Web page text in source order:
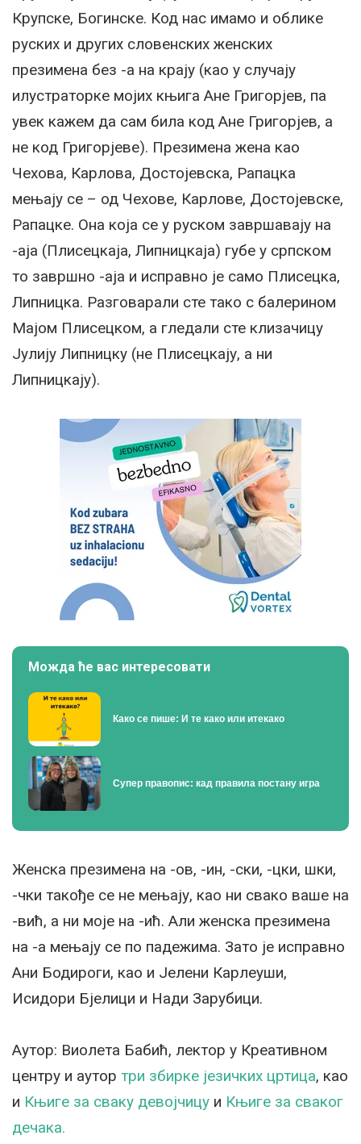
Крупске, Богинске. Код нас имамо и облике
руских и других словенских женских
презимена без -а на крају (као у случају
илустраторке мојих књига Ане Григорјев, па
увек кажем да сам била код Ане Григорјев, а
не код Григорјеве). Презимена жена као
Чехова, Карлова, Достојевска, Рапацка
мењају се – од Чехове, Карлове, Достојевске,
Рапацке. Она која се у руском завршавају на
-аја (Плисецкаја, Липницкаја) губе у српском
то завршно -аја и исправно је само Плисецка,
Липницка. Разговарали сте тако с балерином
Мајом Плисецком, а гледали сте клизачицу
Јулију Липницку (не Плисецкају, а ни
Липницкају).
Можда ће вас интересовати
Како се пише: И те како или итекако
Супер правопис: кад правила постану игра
Женска презимена на -ов, -ин, -ски, -цки, шки,
-чки такође се не мењају, као ни свако ваше на
-вић, а ни моје на -ић. Али женска презимена
на -а мењају се по падежима. Зато је исправно
Ани Бодироги, као и Јелени Карлеуши,
Исидори Бјелици и Нади Зарубици.
Аутор: Виолета Бабић, лектор у Креативном
центру и аутор три збирке језичких цртица, као
и Књиге за сваку девојчицу и Књиге за сваког
дечака.